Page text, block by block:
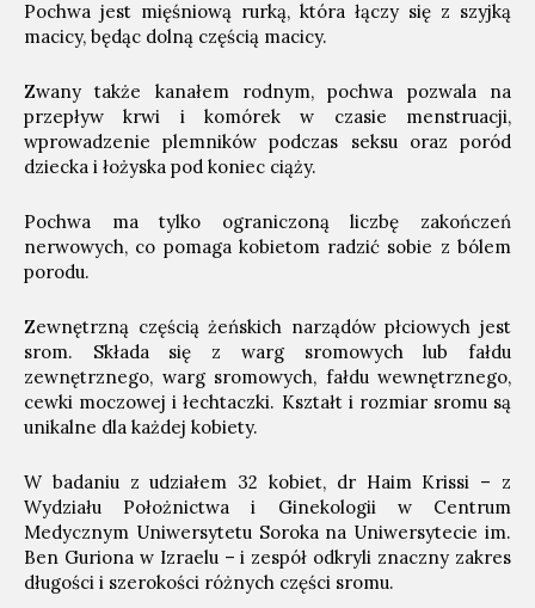
Pochwa jest mięśniową rurką, która łączy się z szyjką
macicy, będąc dolną częścią macicy.
Zwany także kanałem rodnym, pochwa pozwala na
przepływ krwi i komórek w czasie menstruacji,
wprowadzenie plemników podczas seksu oraz poród
dziecka i łożyska pod koniec ciąży.
Pochwa ma tylko ograniczoną liczbę zakończeń
nerwowych, co pomaga kobietom radzić sobie z bólem
porodu.
Zewnętrzną częścią żeńskich narządów płciowych jest
srom. Składa się z warg sromowych lub fałdu
zewnętrznego, warg sromowych, fałdu wewnętrznego,
cewki moczowej i łechtaczki. Kształt i rozmiar sromu są
unikalne dla każdej kobiety.
W badaniu z udziałem 32 kobiet, dr Haim Krissi – z
Wydziału Położnictwa i Ginekologii w Centrum
Medycznym Uniwersytetu Soroka na Uniwersytecie im.
Ben Guriona w Izraelu – i zespół odkryli znaczny zakres
długości i szerokości różnych części sromu.